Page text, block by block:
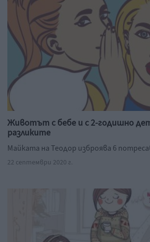
Животът с бебе и с 2-годишно
разликите
Майката на Теодор изброява 6
22 септември 2020 г.